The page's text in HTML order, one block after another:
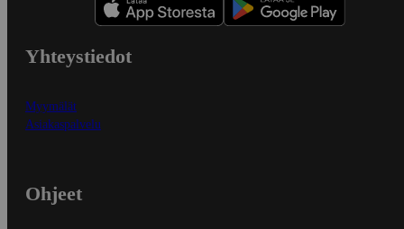
Yhteystiedot
Myymälät
Asiakaspalvelu
Ohjeet